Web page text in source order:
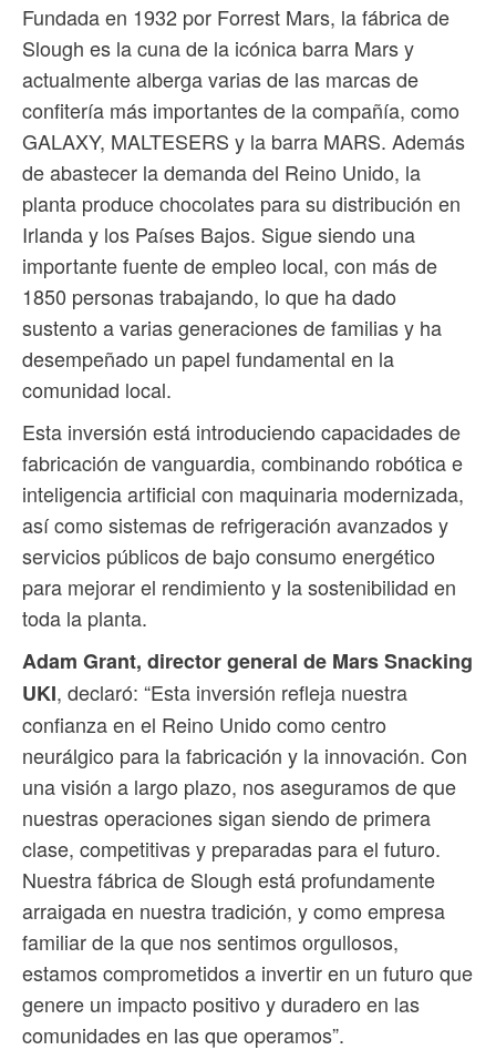
Fundada en 1932 por Forrest Mars, la fábrica de
Slough es la cuna de la icónica barra Mars y
actualmente alberga varias de las marcas de
confitería más importantes de la compañía, como
GALAXY, MALTESERS y la barra MARS. Además
de abastecer la demanda del Reino Unido, la
planta produce chocolates para su distribución en
Irlanda y los Países Bajos. Sigue siendo una
importante fuente de empleo local, con más de
1850 personas trabajando, lo que ha dado
sustento a varias generaciones de familias y ha
desempeñado un papel fundamental en la
comunidad local.
Esta inversión está introduciendo capacidades de
fabricación de vanguardia, combinando robótica e
inteligencia artificial con maquinaria modernizada,
así como sistemas de refrigeración avanzados y
servicios públicos de bajo consumo energético
para mejorar el rendimiento y la sostenibilidad en
toda la planta.
Adam Grant, director general de Mars Snacking
UKI, declaró: “Esta inversión refleja nuestra
confianza en el Reino Unido como centro
neurálgico para la fabricación y la innovación. Con
una visión a largo plazo, nos aseguramos de que
nuestras operaciones sigan siendo de primera
clase, competitivas y preparadas para el futuro.
Nuestra fábrica de Slough está profundamente
arraigada en nuestra tradición, y como empresa
familiar de la que nos sentimos orgullosos,
estamos comprometidos a invertir en un futuro que
genere un impacto positivo y duradero en las
comunidades en las que operamos”.